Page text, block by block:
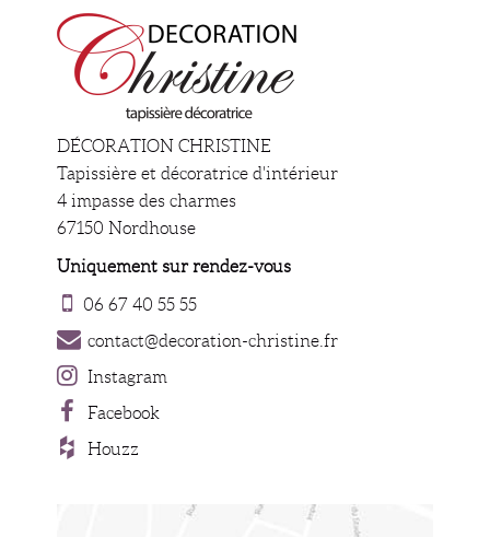
DÉCORATION CHRISTINE
Tapissière et décoratrice d'intérieur
4 impasse des charmes
67150 Nordhouse
Uniquement sur rendez-vous
06 67 40 55 55
contact@decoration-christine.fr
Instagram
Facebook
Houzz